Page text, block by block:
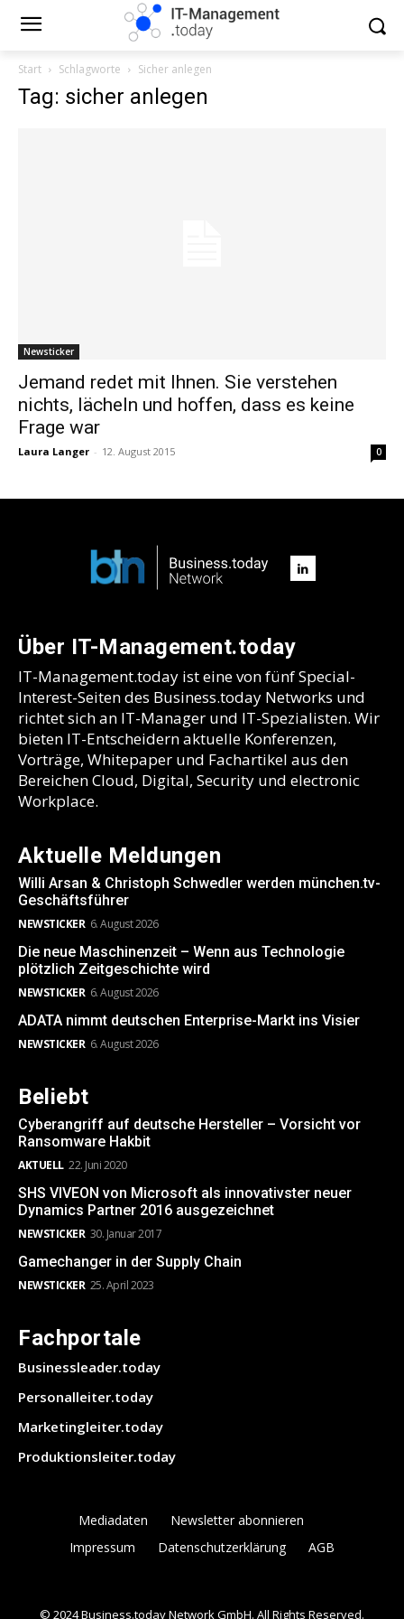
Start Schlagworte Sicher anlegen
Tag: sicher anlegen
Newsticker
Jemand redet mit Ihnen. Sie verstehen
nichts, lächeln und hoffen, dass es keine
Frage war
Laura Langer - 12. August 2015 0
Über IT-Management.today
IT-Management.today ist eine von fünf Special-
Interest-Seiten des Business.today Networks und
richtet sich an IT-Manager und IT-Spezialisten. Wir
bieten IT-Entscheidern aktuelle Konferenzen,
Vorträge, Whitepaper und Fachartikel aus den
Bereichen Cloud, Digital, Security und electronic
Workplace.
Aktuelle Meldungen
Willi Arsan & Christoph Schwedler werden münchen.tv-
Geschäftsführer
NEWSTICKER 6. August 2026
Die neue Maschinenzeit – Wenn aus Technologie
plötzlich Zeitgeschichte wird
NEWSTICKER 6. August 2026
ADATA nimmt deutschen Enterprise-Markt ins Visier
NEWSTICKER 6. August 2026
Beliebt
Cyberangriff auf deutsche Hersteller – Vorsicht vor
Ransomware Hakbit
AKTUELL 22. Juni 2020
SHS VIVEON von Microsoft als innovativster neuer
Dynamics Partner 2016 ausgezeichnet
NEWSTICKER 30. Januar 2017
Gamechanger in der Supply Chain
NEWSTICKER 25. April 2023
Fachportale
Businessleader.today
Personalleiter.today
Marketingleiter.today
Produktionsleiter.today
Mediadaten
Newsletter abonnieren
Impressum
Datenschutzerklärung AGB
© 2024 Business.today Network GmbH. All Rights Reserved.